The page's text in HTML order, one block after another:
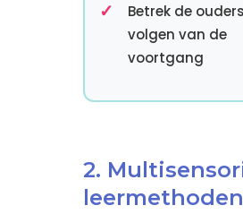
Betrek de
volgen van de
voortgang
2.